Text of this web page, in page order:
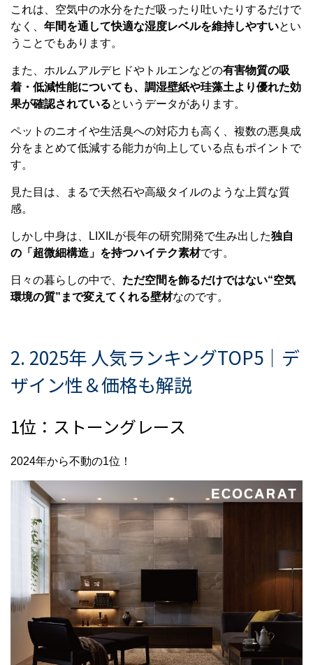
これは、空気中の水分をただ吸ったり吐いたりするだけで
なく、 年間を通して快適な湿度レベルを維持しやすいとい
うことでもあります。
また、ホルムアルデヒドやトルエンなどの有害物質の吸
着・低減性能についても、調湿壁紙や珪藻土より優れた効
果が確認されているというデータがあります。
ペットのニオイや生活臭への対応力も高く、複数の悪臭成
分をまとめて低減する能力が向上している点もポイントで
す。
見た目は、まるで天然石や高級タイルのような上質な質
感。
しかし中身は、LIXILが長年の研究開発で生み出した独自
の「超微細構造」を持つハイテク素材です。
日々の暮らしの中で、 ただ空間を飾るだけではない“空気
環境の質”まで変えてくれる壁材なのです。
2. 2025年 人気ランキングTOP5｜デ
ザイン性＆価格も解説
1位：ストーングレース
2024年から不動の1位！